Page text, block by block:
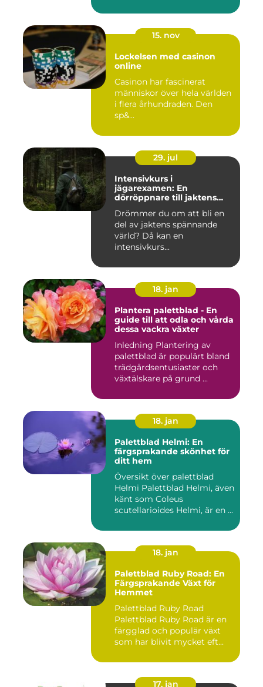
15. nov
Lockelsen med casinon
online
Casinon har fascinerat
människor över hela världen
i flera århundraden. Den
sp&...
29. jul
Intensivkurs i
jägarexamen: En
dörröppnare till jaktens
Drömmer du om att bli en
del av jaktens spännande
värld? Då kan en
intensivkurs...
18. jan
Plantera palettblad - En
guide till att odla och vårda
dessa vackra växter
Inledning Plantering av
palettblad är populärt bland
trädgårdsentusiaster och
växtälskare på grund ...
18. jan
Palettblad Helmi: En
färgsprakande skönhet för
ditt hem
Översikt över palettblad
Helmi Palettblad Helmi, även
känt som Coleus
scutellarioides Helmi, är en ...
18. jan
Palettblad Ruby Road: En
Färgsprakande Växt för
Hemmet
Palettblad Ruby Road
Palettblad Ruby Road är en
färgglad och populär växt
som har blivit mycket eft...
17. jan